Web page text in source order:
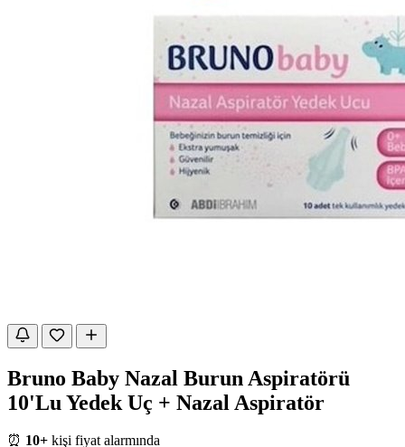
Bruno Baby Nazal Burun Aspiratörü
10'Lu Yedek Uç + Nazal Aspiratör
⏰ 10+ kişi fiyat alarmında